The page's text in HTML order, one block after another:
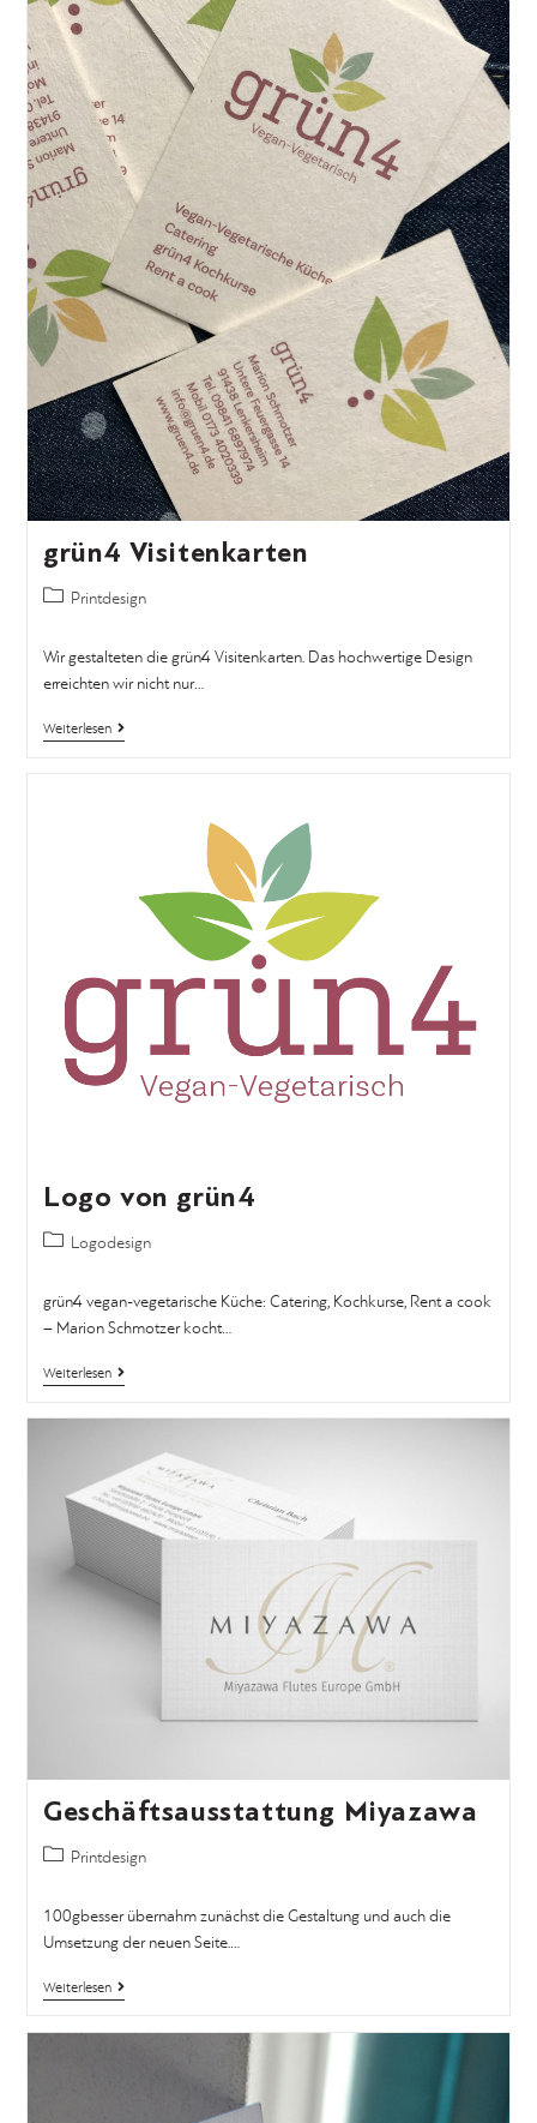
grün4 Visitenkarten
Printdesign
Wir gestalteten die grün4 Visitenkarten. Das hochwertige Design
erreichten wir nicht nur…
Weiterlesen
Logo von grün4
Logodesign
grün4 vegan-vegetarische Küche: Catering, Kochkurse, Rent a cook
– Marion Schmotzer kocht…
Weiterlesen
Geschäftsausstattung Miyazawa
Printdesign
100gbesser übernahm zunächst die Gestaltung und auch die
Umsetzung der neuen Seite.…
Weiterlesen